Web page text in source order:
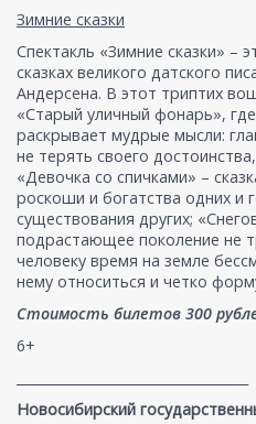
Зимние сказки
Спектакль «Зимние сказки» –
сказках великого датского
Андерсена. В этот триптих
«Старый уличный фонарь»,
раскрывает мудрые мысли:
не терять своего
«Девочка со спичками» –
роскоши и богатства одних и
существования других;
подрастающее поколение не
человеку время на земле
нему относиться и четко
Стоимость билетов 300
6+
Новосибирский